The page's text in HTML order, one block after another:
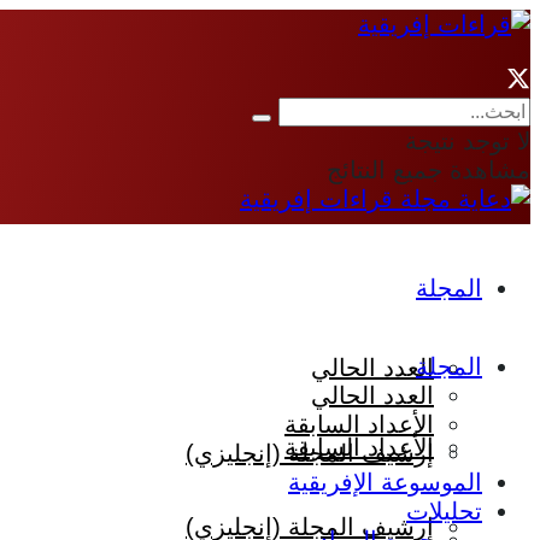
لا توجد نتيجة
مشاهدة جميع النتائج
المجلة
العدد الحالي
الأعداد السابقة
إرشيف المجلة (إنجليزي)
المجلة
العدد الحالي
الأعداد السابقة
إرشيف المجلة (إنجليزي)
الموسوعة الإفريقية
تحليلات